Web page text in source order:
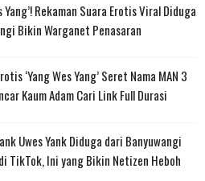
Yang’! Rekaman Suara Erotis Viral Diduga
Bikin Warganet Penasaran
‘Yang Wes Yang’ Seret Nama MAN 3
Kaum Adam Cari Link Full Durasi
Uwes Yank Diduga dari Banyuwangi
TikTok, Ini yang Bikin Netizen Heboh